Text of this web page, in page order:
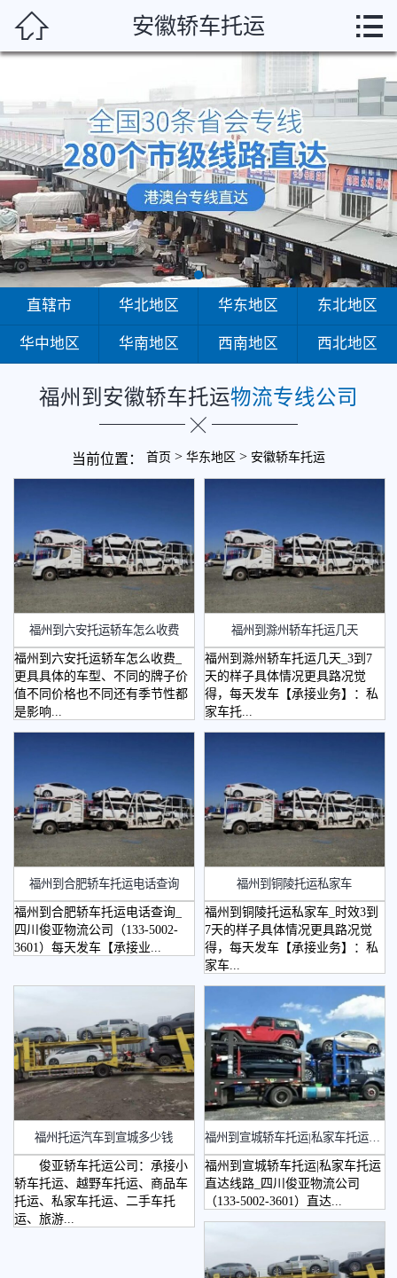
福 华北地区
华东地区
东北地区
华中地区
华南地区
西南地区
西北地区
 安徽轿车托运 
直辖市 华北地区 华东地区 东北地区
华中地区 华南地区 西南地区 西北地区
福州到安徽轿车托运物流专线公司
当前位置： 首页 > 华东地区 > 安徽轿车托运
福州到六安托运轿车怎么收费
福州到六安托运轿车怎么收费_
更具具体的车型、不同的牌子价
值不同价格也不同还有季节性都
是影响...
福州到滁州轿车托运几天
福州到滁州轿车托运几天_3到7
天的样子具体情况更具路况觉
得，每天发车【承接业务】：私
家车托...
福州到合肥轿车托运电话查询
福州到合肥轿车托运电话查询_
四川俊亚物流公司（133-5002-
3601）每天发车【承接业...
福州到铜陵托运私家车
福州到铜陵托运私家车_时效3到
7天的样子具体情况更具路况觉
得，每天发车【承接业务】：私
家车...
福州托运汽车到宣城多少钱
俊亚轿车托运公司：承接小
轿车托运、越野车托运、商品车
托运、私家车托运、二手车托
运、旅游...
​福州到宣城轿车托运|私家车托运直达线路
福州到宣城轿车托运|私家车托运
直达线路_四川俊亚物流公司
（133-5002-3601）直达...